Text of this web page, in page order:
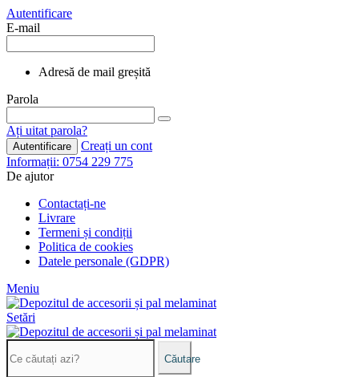
Autentificare
E-mail
Adresă de mail greșită
Parola
Ați uitat parola?
Autentificare
Creați un cont
Informații: 0754 229 775
De ajutor
Contactați-ne
Livrare
Termeni și condiții
Politica de cookies
Datele personale (GDPR)
Meniu
Setări
Căutare